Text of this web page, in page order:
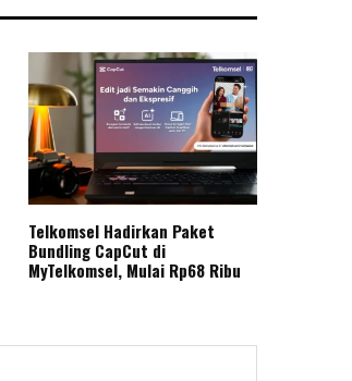
Telkomsel Hadirkan Paket
Bundling CapCut di
MyTelkomsel, Mulai Rp68 Ribu